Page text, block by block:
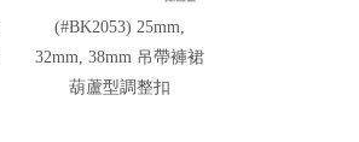
(#BK2053) 25mm,
32mm, 38mm 吊帶褲裙
葫蘆型調整扣